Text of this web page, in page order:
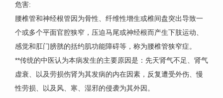
危害:
腰椎管和神经根管因为骨性、纤维性增生或椎间盘突出导致一
个或多个平面官腔狭窄，压迫马尾或神经根而产生下肢运动、
感觉和肛门膀胱的括约肌功能障碍等，称为腰椎管狭窄症。
**传统的中医认为本病发生的主要原因是：先天肾气不足、肾气
虚衰、以及劳损伤肾为其发病的内在因素，反复遭受外伤、慢
性劳损、以及风、寒、湿邪的侵袭为其外因。